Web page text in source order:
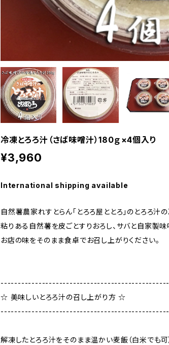
冷凍とろろ汁（さば味噌汁）180ｇ×4個入り
¥3,960
International shipping available
自然薯農家れすとらん「とろろ屋ととろ」のとろろ汁
粘りある自然薯を皮ごとすりおろし、サバと自家製味
お店の味をそのまま食卓でお召し上がりください。
-------------------------------------------------
☆ 美味しいとろろ汁の召し上がり方 ☆
-------------------------------------------------
解凍したとろろ汁をそのまま温かい麦飯（白米でも